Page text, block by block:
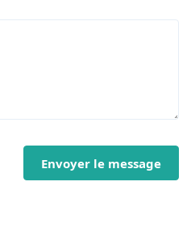
Envoyer le message